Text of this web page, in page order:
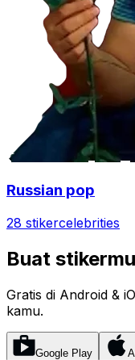
Russian pop
28 stikercelebrities
Buat
Gratis di Android &
kamu.
Google Play